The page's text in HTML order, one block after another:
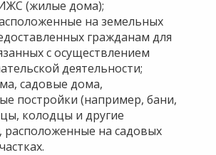
(жилые дома);
на земельных
гражданам для
с осуществлением
деятельности;
садовые дома,
постройки (например, бани,
колодцы и другие
расположенные на садовых